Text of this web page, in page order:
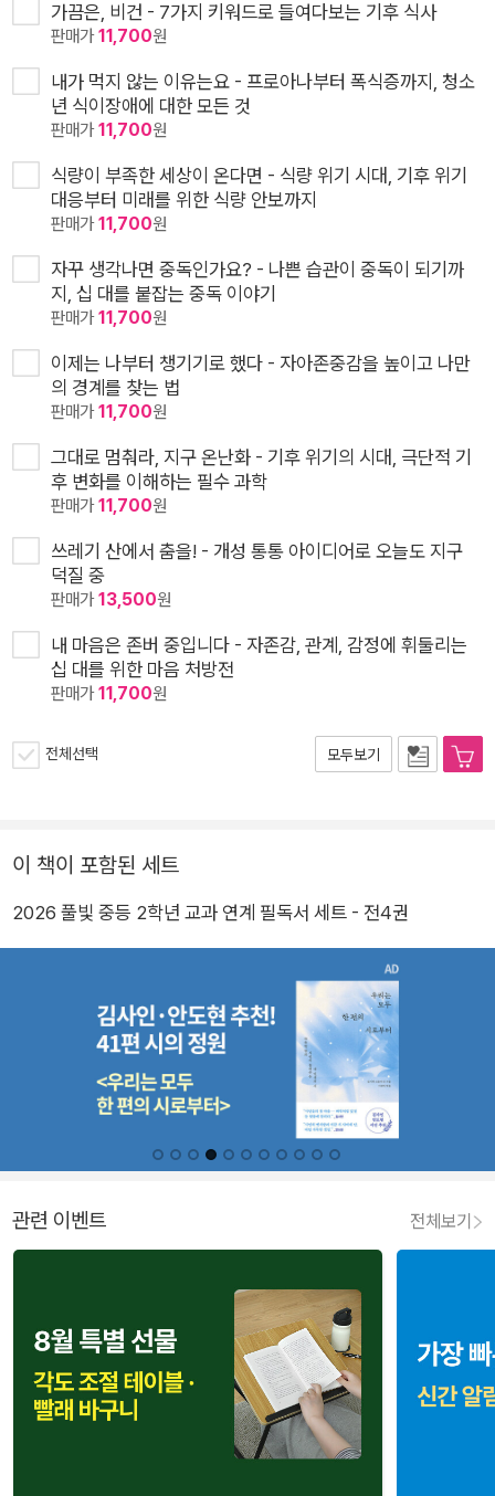
가끔은, 비건 - 7가지 키워드로 들여다보는 기후 식사
판매가11,700원
내가 먹지 않는 이유는요 - 프로아나부터 폭식증까지, 청소
년 식이장애에 대한 모든 것
판매가11,700원
식량이 부족한 세상이 온다면 - 식량 위기 시대, 기후 위기
대응부터 미래를 위한 식량 안보까지
판매가11,700원
자꾸 생각나면 중독인가요? - 나쁜 습관이 중독이 되기까
지, 십 대를 붙잡는 중독 이야기
판매가11,700원
이제는 나부터 챙기기로 했다 - 자아존중감을 높이고 나만
의 경계를 찾는 법
판매가11,700원
그대로 멈춰라, 지구 온난화 - 기후 위기의 시대, 극단적 기
후 변화를 이해하는 필수 과학
판매가11,700원
쓰레기 산에서 춤을! - 개성 통통 아이디어로 오늘도 지구
덕질 중
판매가13,500원
내 마음은 존버 중입니다 - 자존감, 관계, 감정에 휘둘리는
십 대를 위한 마음 처방전
판매가11,700원
전체선택 모두보기
이 책이 포함된 세트
2026 풀빛 중등 2학년 교과 연계 필독서 세트 - 전4권
관련 이벤트 전체보기